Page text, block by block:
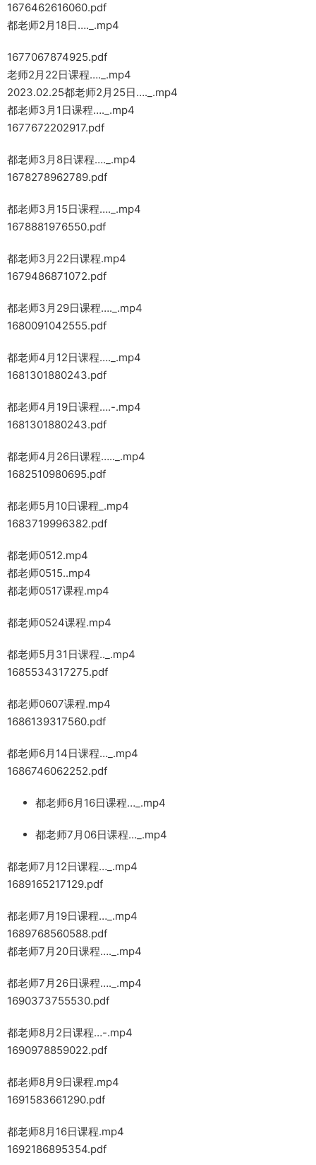
1676462616060.pdf
都老师2月18日…._.mp4
1677067874925.pdf
老师2月22日课程…._.mp4
2023.02.25都老师2月25日…._.mp4
都老师3月1日课程…._.mp4
1677672202917.pdf
都老师3月8日课程…._.mp4
1678278962789.pdf
都老师3月15日课程…._.mp4
1678881976550.pdf
都老师3月22日课程.mp4
1679486871072.pdf
都老师3月29日课程…._.mp4
1680091042555.pdf
都老师4月12日课程…._.mp4
1681301880243.pdf
都老师4月19日课程….-.mp4
1681301880243.pdf
都老师4月26日课程….._.mp4
1682510980695.pdf
都老师5月10日课程_.mp4
1683719996382.pdf
都老师0512.mp4
都老师0515..mp4
都老师0517课程.mp4
都老师0524课程.mp4
都老师5月31日课程.._.mp4
1685534317275.pdf
都老师0607课程.mp4
1686139317560.pdf
都老师6月14日课程…_.mp4
1686746062252.pdf
都老师6月16日课程…_.mp4
都老师7月06日课程…_.mp4
都老师7月12日课程…_.mp4
1689165217129.pdf
都老师7月19日课程…_.mp4
1689768560588.pdf
都老师7月20日课程…._.mp4
都老师7月26日课程…._.mp4
1690373755530.pdf
都老师8月2日课程…-.mp4
1690978859022.pdf
都老师8月9日课程.mp4
1691583661290.pdf
都老师8月16日课程.mp4
1692186895354.pdf